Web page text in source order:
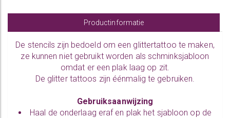
Productinformatie
De stencils zijn bedoeld om een glittertattoo te maken,
ze kunnen niet gebruikt worden als schminksjabloon
omdat er een plak laag op zit.
De glitter tattoos zijn éénmalig te gebruiken.
Gebruiksaanwijzing
Haal de onderlaag eraf en plak het sjabloon op de